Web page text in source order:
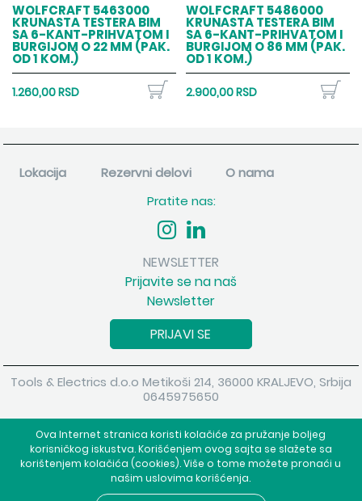
Ova Internet stranica koristi kolačiće za pružanje boljeg
korisničkog iskustva. Korišćenjem ovog sajta se slažete sa
korištenjem kolačića (cookies). Više o tome možete pronaći u
našim uslovima korišćenja.
WOLFCRAFT 5463000
KRUNASTA TESTERA BIM
SA 6-KANT-PRIHVATOM I
BURGIJOM O 22 MM (PAK.
OD 1 KOM.)
1.260,00 RSD
WOLFCRAFT 5486000
KRUNASTA TESTERA BIM
SA 6-KANT-PRIHVATOM I
BURGIJOM O 86 MM (PAK.
OD 1 KOM.)
2.900,00 RSD
Lokacija Rezervni delovi
O nama
Pratite nas:
NEWSLETTER
Prijavite se na naš
Newsletter
PRIJAVI SE
Tools & Electrics d.o.o Metikoši 214, 36000 KRALJEVO, Srbija
0645975650
Powered byshopen.com